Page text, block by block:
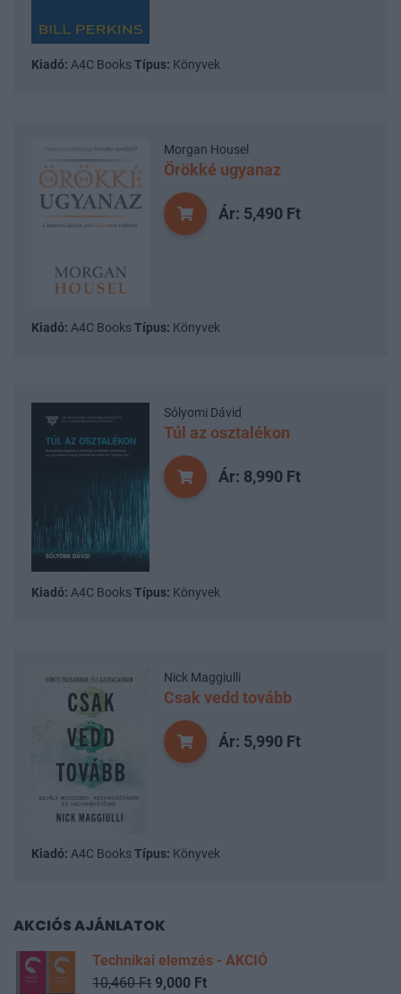
Kiadó: A4C BooksTípus: Könyvek
Morgan Housel
Örökké ugyanaz
Ár: 5,490 Ft
Kiadó: A4C BooksTípus: Könyvek
Sólyomi Dávid
Túl az osztalékon
Ár: 8,990 Ft
Kiadó: A4C BooksTípus: Könyvek
Nick Maggiulli
Csak vedd tovább
Ár: 5,990 Ft
Kiadó: A4C BooksTípus: Könyvek
AKCIÓS AJÁNLATOK
Technikai elemzés - AKCIÓ
10,460 Ft 9,000 Ft